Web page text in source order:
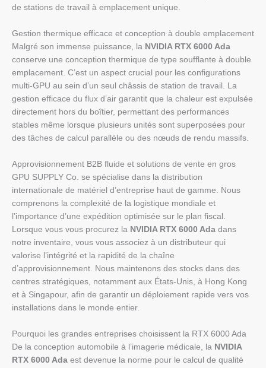
de stations de travail à emplacement unique.
Gestion thermique efficace et conception à double emplacement
Malgré son immense puissance, la NVIDIA RTX 6000 Ada
conserve une conception thermique de type soufflante à double
emplacement. C’est un aspect crucial pour les configurations
multi-GPU au sein d’un seul châssis de station de travail. La
gestion efficace du flux d’air garantit que la chaleur est expulsée
directement hors du boîtier, permettant des performances
stables même lorsque plusieurs unités sont superposées pour
des tâches de calcul parallèle ou des nœuds de rendu massifs.
Approvisionnement B2B fluide et solutions de vente en gros
GPU SUPPLY Co. se spécialise dans la distribution
internationale de matériel d’entreprise haut de gamme. Nous
comprenons la complexité de la logistique mondiale et
l’importance d’une expédition optimisée sur le plan fiscal.
Lorsque vous vous procurez la NVIDIA RTX 6000 Ada dans
notre inventaire, vous vous associez à un distributeur qui
valorise l’intégrité et la rapidité de la chaîne
d’approvisionnement. Nous maintenons des stocks dans des
centres stratégiques, notamment aux États-Unis, à Hong Kong
et à Singapour, afin de garantir un déploiement rapide vers vos
installations dans le monde entier.
Pourquoi les grandes entreprises choisissent la RTX 6000 Ada
De la conception automobile à l’imagerie médicale, la NVIDIA
RTX 6000 Ada est devenue la norme pour le calcul de qualité